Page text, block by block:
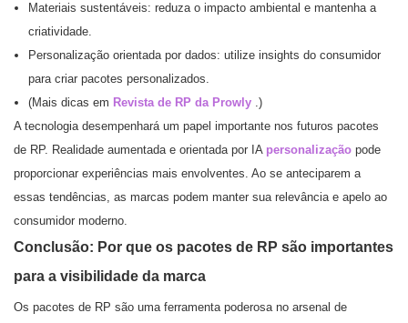
Materiais sustentáveis: reduza o impacto ambiental e mantenha a
criatividade.
Personalização orientada por dados: utilize insights do consumidor
para criar pacotes personalizados.
(Mais dicas em Revista de RP da Prowly.)
A tecnologia desempenhará um papel importante nos futuros pacotes
de RP. Realidade aumentada e orientada por IA personalização pode
proporcionar experiências mais envolventes. Ao se anteciparem a
essas tendências, as marcas podem manter sua relevância e apelo ao
consumidor moderno.
Conclusão: Por que os pacotes de RP são importantes
para a visibilidade da marca
Os pacotes de RP são uma ferramenta poderosa no arsenal de